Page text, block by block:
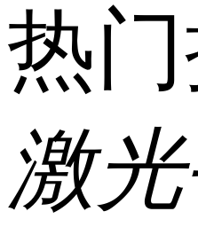
热
激